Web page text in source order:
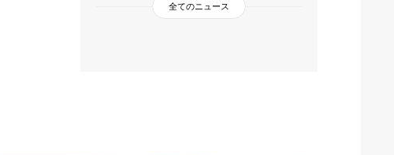
全てのニュース